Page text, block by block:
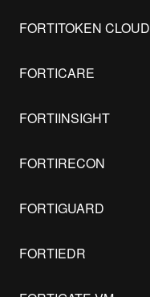
FORTITOKEN CLOUD
FORTICARE
FORTIINSIGHT
FORTIRECON
FORTIGUARD
FORTIEDR